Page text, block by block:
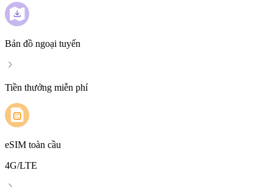
Bản đồ ngoại tuyến
Tiền thưởng miễn phí
eSIM toàn cầu
4G/LTE